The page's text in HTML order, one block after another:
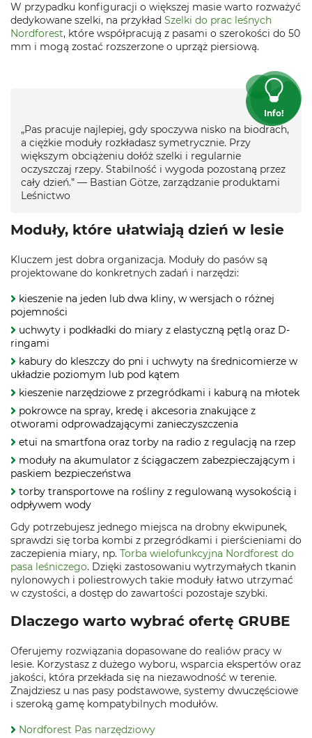
W przypadku konfiguracji o większej masie warto rozważyć
dedykowane szelki, na przykład Szelki do prac leśnych
Nordforest, które współpracują z pasami o szerokości do 50
mm i mogą zostać rozszerzone o uprząż piersiową.
Info!
„Pas pracuje najlepiej, gdy spoczywa nisko na biodrach,
a ciężkie moduły rozkładasz symetrycznie. Przy
większym obciążeniu dołóż szelki i regularnie
oczyszczaj rzepy. Stabilność i wygoda pozostaną przez
cały dzień.” — Bastian Götze, zarządzanie produktami
Leśnictwo
Moduły, które ułatwiają dzień w lesie
Kluczem jest dobra organizacja. Moduły do pasów są
projektowane do konkretnych zadań i narzędzi:
kieszenie na jeden lub dwa kliny, w wersjach o różnej
pojemności
uchwyty i podkładki do miary z elastyczną pętlą oraz D-
ringami
kabury do kleszczy do pni i uchwyty na średnicomierze w
układzie poziomym lub pod kątem
kieszenie narzędziowe z przegródkami i kaburą na młotek
pokrowce na spray, kredę i akcesoria znakujące z
otworami odprowadzającymi zanieczyszczenia
etui na smartfona oraz torby na radio z regulacją na rzep
moduły na akumulator z ściągaczem zabezpieczającym i
paskiem bezpieczeństwa
torby transportowe na rośliny z regulowaną wysokością i
odpływem wody
Gdy potrzebujesz jednego miejsca na drobny ekwipunek,
sprawdzi się torba kombi z przegródkami i pierścieniami do
zaczepienia miary, np. Torba wielofunkcyjna Nordforest do
pasa leśniczego. Dzięki zastosowaniu wytrzymałych tkanin
nylonowych i poliestrowych takie moduły łatwo utrzymać
w czystości, a dostęp do zawartości pozostaje szybki.
Dlaczego warto wybrać ofertę GRUBE
Oferujemy rozwiązania dopasowane do realiów pracy w
lesie. Korzystasz z dużego wyboru, wsparcia ekspertów oraz
jakości, która przekłada się na niezawodność w terenie.
Znajdziesz u nas pasy podstawowe, systemy dwuczęściowe
i szeroką gamę kompatybilnych modułów.
Nordforest Pas narzędziowy